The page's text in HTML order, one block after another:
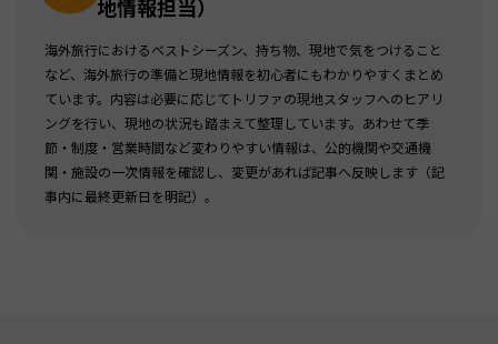
地情報担当）
海外旅行におけるベストシーズン、持ち物、現地で気をつけること
など、海外旅行の準備と現地情報を初心者にもわかりやすくまとめ
ています。内容は必要に応じてトリファの現地スタッフへのヒアリ
ングを行い、現地の状況も踏まえて整理しています。あわせて季
節・制度・営業時間など変わりやすい情報は、公的機関や交通機
関・施設の一次情報を確認し、変更があれば記事へ反映します（記
事内に最終更新日を明記）。